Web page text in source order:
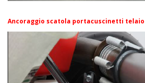
Ancoraggio scatola portacuscinetti telaio